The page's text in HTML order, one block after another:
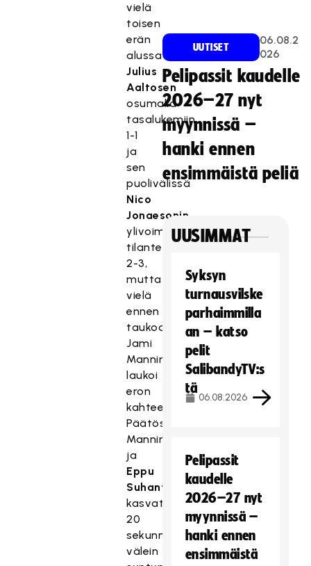
vielä
toisen
erän
alussa
Julius
Aaltosen
osumalla
tasalukemiin
1-1
ja
sen
puolivälissä
Nico
Jonaesonin
ylivoimamaalilla
tilanteeseen
2-3,
mutta
vielä
ennen
taukoa
Jami
Manninen
laukoi
eron
kahteen.
Päätösjaksolla
Manninen
ja
Eppu
Suhanto
kasvattivat
20
sekunnin
välein
UUTISET
06.08.2
026
Pelipassit kaudelle
2026–27 nyt
myynnissä –
hanki ennen
ensimmäistä peliä
UUSIMMAT
Syksyn
turnausvilske
parhaimmilla
an – katso
pelit
SalibandyTV:s
tä
06.08.2026
Pelipassit
kaudelle
2026–27 nyt
myynnissä –
hanki ennen
ensimmäistä